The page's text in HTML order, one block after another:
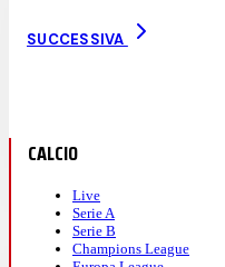
SUCCESSIVA
CALCIO
Live
Serie A
Serie B
Champions League